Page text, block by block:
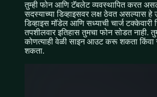
तुम्ही फोन आणि टॅबलेट व्यवस्थापित करत
सदस्याच्या डिव्हाइसवर लक्ष ठेवत असल्यास
डिव्हाइस मॉडेल आणि सध्याची चार्ज
तपशीलवार इतिहास तुमचा फोन सोडत नाही.
कोणत्याही वेळी साइन आउट करू शकता किंवा
शकता.